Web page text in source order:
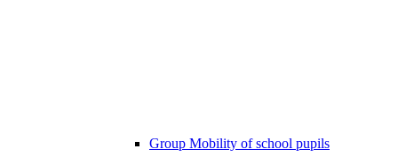
Group Mobility of school pupils